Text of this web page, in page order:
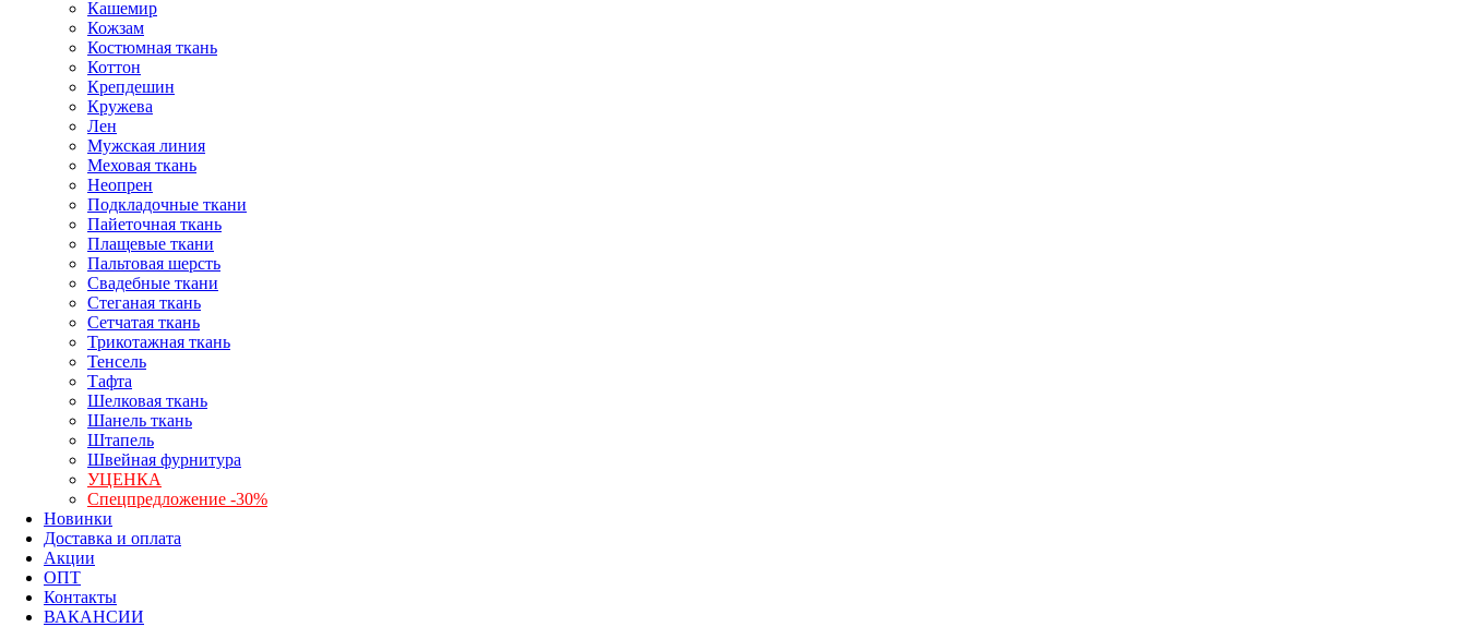
Кашемир
Кожзам
Костюмная ткань
Коттон
Крепдешин
Кружева
Лен
Мужская линия
Меховая ткань
Неопрен
Подкладочные ткани
Пайеточная ткань
Плащевые ткани
Пальтовая шерсть
Свадебные ткани
Стеганая ткань
Сетчатая ткань
Трикотажная ткань
Тенсель
Тафта
Шелковая ткань
Шанель ткань
Штапель
Швейная фурнитура
УЦЕНКА
Спецпредложение -30%
Новинки
Доставка и оплата
Акции
ОПТ
Контакты
ВАКАНСИИ